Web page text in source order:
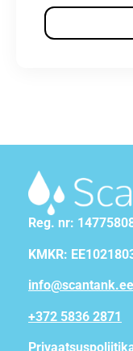
Reg. nr:
KMKR:
info@scantank.ee
+372 5836 2871